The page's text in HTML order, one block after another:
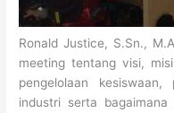
Ronald Justice, S.Sn.,
meeting tentang visi,
pengelolaan
industri serta